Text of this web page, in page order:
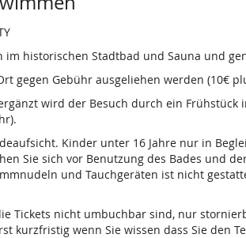
im historischen Stadtbad und Sauna und
gegen Gebühr ausgeliehen werden (10€
wird der Besuch durch ein
Kinder unter 16 Jahre nur in
Sie sich vor Benutzung des Bades und
und Tauchgeräten ist nicht
Tickets nicht umbuchbar sind, nur
kurzfristig wenn Sie wissen dass Sie den